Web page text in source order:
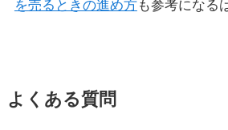
を売るときの進め方も参考になる
よくある質問